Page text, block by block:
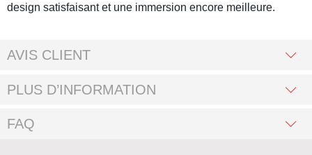
design satisfaisant et une immersion encore meilleure.
AVIS CLIENT
PLUS D’INFORMATION
FAQ